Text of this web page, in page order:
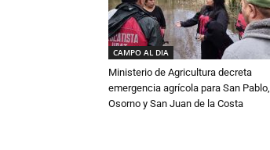
CAMPO AL DIA
Ministerio de Agricultura decreta
emergencia agrícola para San Pablo,
Osorno y San Juan de la Costa